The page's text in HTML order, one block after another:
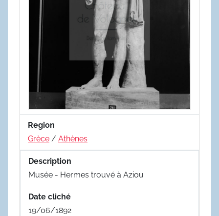
Region
Grèce / Athènes
Description
Musée - Hermes trouvé à Aziou
Date cliché
19/06/1892